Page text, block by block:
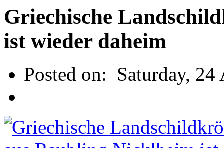
Griechische
ist wieder daheim
Posted on: Saturday,